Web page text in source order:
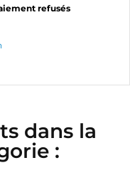
refusés
dans la
: